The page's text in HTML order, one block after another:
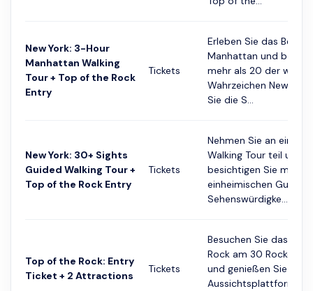
New York: 3-Hour
Manhattan Walking
Tour + Top of the Rock
Entry
Tickets
Erleben Sie das Beste
Manhattan und
mehr als 20 der
Wahrzeichen New
Sie die S...
New York: 30+ Sights
Guided Walking Tour +
Top of the Rock Entry
Tickets
Nehmen Sie an einer
Walking Tour teil und
besichtigen Sie mit
einheimischen Guide
Sehenswürdigke...
Top of the Rock: Entry
Ticket + 2 Attractions
Tickets
Besuchen Sie das Top
Rock am 30
und genießen Sie von
Aussichtsplattformen